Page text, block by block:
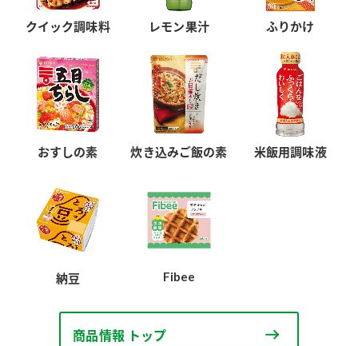
クイック調味料 レモン果汁 ふりかけ
おすしの素 炊き込みご飯の素 米飯用調味液
納豆 Fibee
商品情報 トップ